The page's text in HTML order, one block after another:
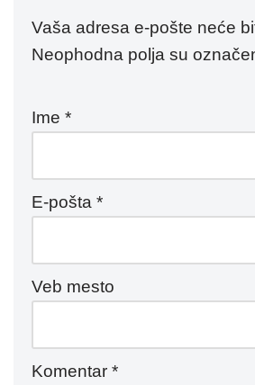
Vaša adresa e-pošte neće
Neophodna polja su
Ime *
E-pošta *
Veb mesto
Komentar *